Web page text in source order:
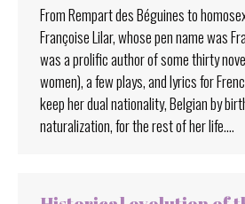
From Rempart des Béguines to
Françoise Lilar, whose pen name was
was a prolific author of some thirty
women), a few plays, and lyrics for
keep her dual nationality, Belgian by
naturalization, for the rest of her life.…